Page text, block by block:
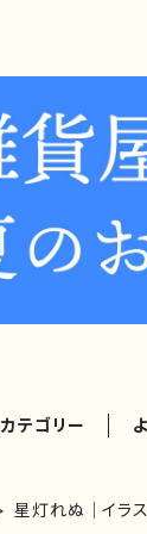
カテゴリー
星灯れぬ｜イラ